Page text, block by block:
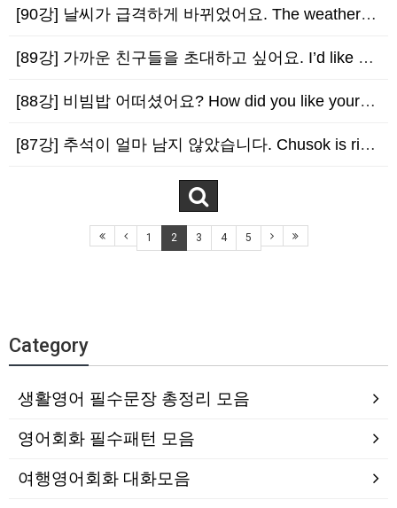
[90강] 날씨가 급격하게 바뀌었어요. The weather has changed dras…
[89강] 가까운 친구들을 초대하고 싶어요. I’d like to invite my clo…
[88강] 비빔밥 어떠셨어요? How did you like your Bibimbop?
[87강] 추석이 얼마 남지 않았습니다. Chusok is right around the …
1 2 3 4 5
Category
생활영어 필수문장 총정리 모음
영어회화 필수패턴 모음
여행영어회화 대화모음